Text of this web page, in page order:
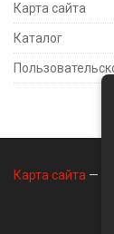
Карта сайта
Каталог
Карта сайта —